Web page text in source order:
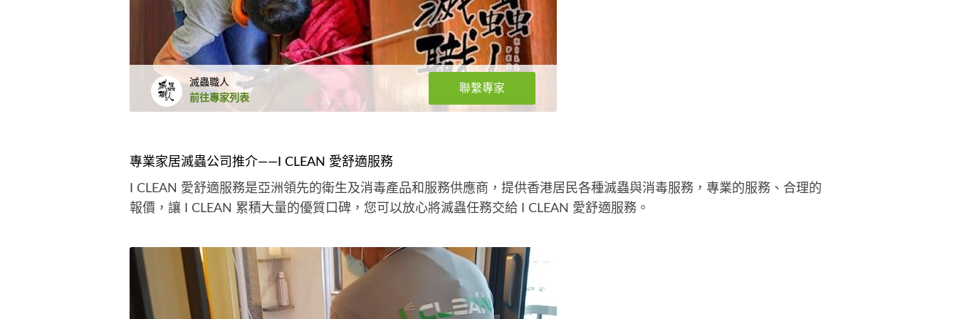
滅蟲職人
前往專家列表
聯繫專家
專業家居滅蟲公司推介——I CLEAN 愛舒適服務
I CLEAN 愛舒適服務是亞洲領先的衛生及消毒產品和服務供應商，提供香港居民各種滅蟲與消毒服務，專業的服務、合理的
報價，讓 I CLEAN 累積大量的優質口碑，您可以放心將滅蟲任務交給 I CLEAN 愛舒適服務。